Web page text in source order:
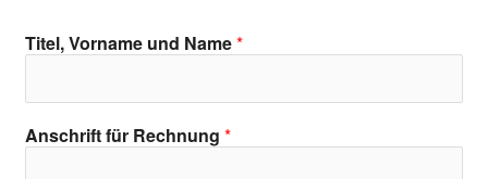
Titel, Vorname und Name*
Anschrift für Rechnung*